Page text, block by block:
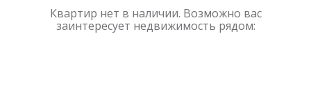
Квартир нет в наличии. Возможно вас
заинтересует недвижимость рядом: